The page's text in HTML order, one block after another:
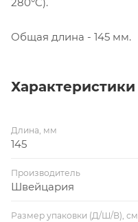
Общая длина - 145 мм.
Характеристики
Длина, мм
145
Производитель
Швейцария
Размер упаковки (Д/Ш/В), см